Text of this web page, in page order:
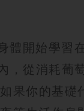
體開始學習
，從消耗葡
果你的基礎